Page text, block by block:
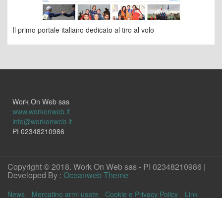
Il primo portale italiano dedicato al tiro al volo
Work On Web sas
www.workonweb.it
info@workonweb.it
PI 02348210986
Copyright © 2018. Work On Web sas - PI 02348210986 |
Developed By : Oceanweb Theme
News Mercatino armi usate Cookie e Privacy Policy Link